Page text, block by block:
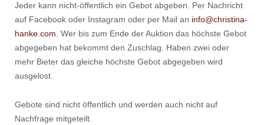
Jeder kann nicht-öffentlich ein Gebot abgeben. Per Nachricht
auf Facebook oder Instagram oder per Mail an info@christina-
hanke.com. Wer bis zum Ende der Auktion das höchste Gebot
abgegeben hat bekommt den Zuschlag. Haben zwei oder
mehr Bieter das gleiche höchste Gebot abgegeben wird
ausgelost.
Gebote sind nicht öffentlich und werden auch nicht auf
Nachfrage mitgeteilt.